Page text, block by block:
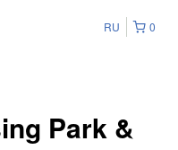
0
RU
Park &